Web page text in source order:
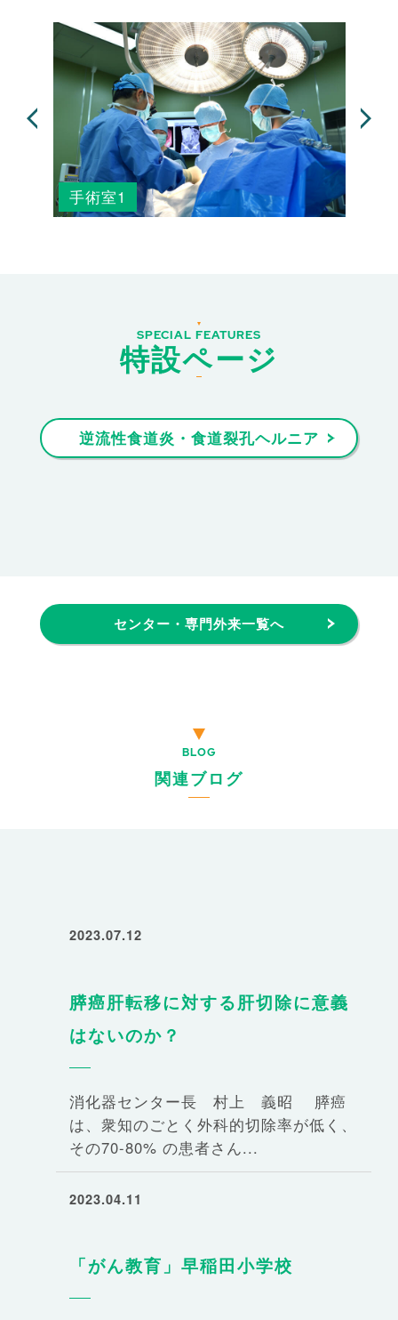
手術室1
SPECIAL FEATURES
特設ページ
逆流性食道炎・食道裂孔ヘルニア
センター・専門外来一覧へ
BLOG
関連ブログ
2023.07.12
膵癌肝転移に対する肝切除に意義
はないのか？
消化器センター長 村上 義昭 膵癌
は、衆知のごとく外科的切除率が低く、
その70-80% の患者さん...
2023.04.11
「がん教育」早稲田小学校